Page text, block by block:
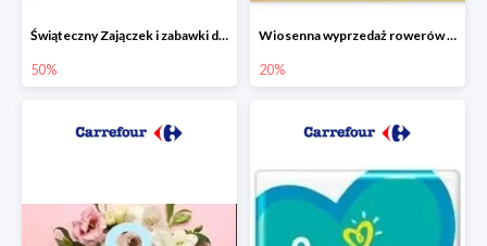
Świąteczny Zajączek i zabawki do -50% mniej
50%
Wiosenna wyprzedaż rowerów w Carrefour do -20%
20%